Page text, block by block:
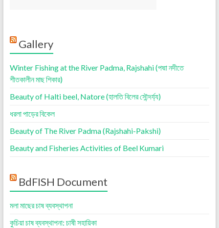
Gallery
Winter Fishing at the River Padma, Rajshahi (পদ্মা নদীতে
শীতকালীন মাছ শিকার)
Beauty of Halti beel, Natore (হালতি বিলের সৌন্দর্য্য)
ধরলা পাড়ের বিকেল
Beauty of The River Padma (Rajshahi-Pakshi)
Beauty and Fisheries Activities of Beel Kumari
BdFISH Document
মলা মাছের চাষ ব্যবস্থাপনা
কুচিয়া চাষ ব্যবস্থাপনা: চাষী সহায়িকা